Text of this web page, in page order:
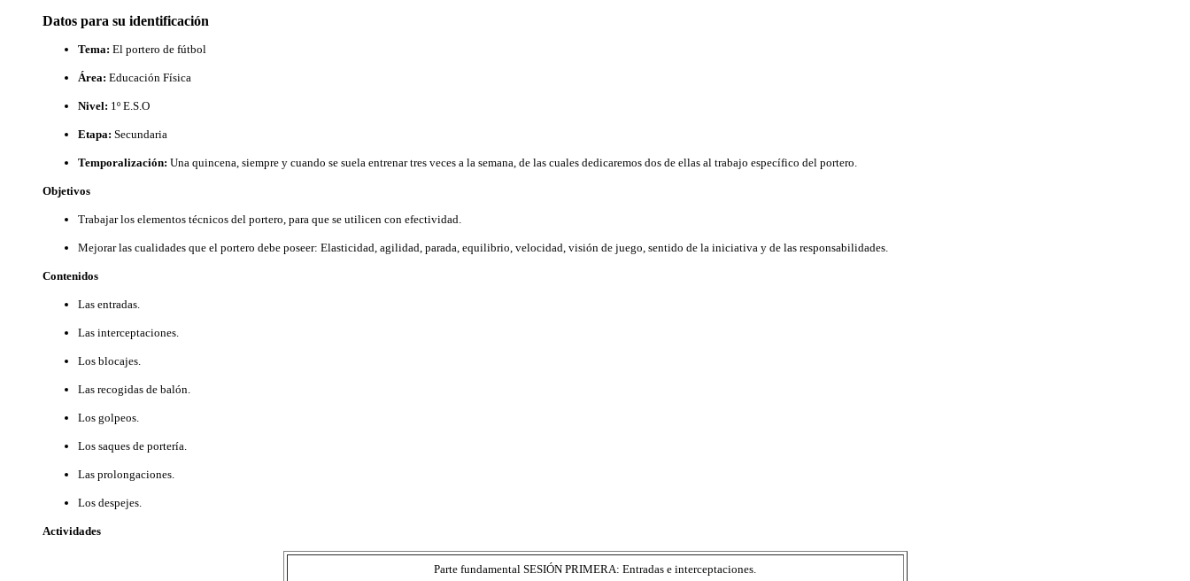
Datos para su identificación
Tema: El portero de fútbol
Área: Educación Física
Nivel: 1º E.S.O
Etapa: Secundaria
Temporalización: Una quincena, siempre y cuando se suela entrenar tres veces a la semana, de las cuales dedicaremos dos de ellas al trabajo específico del portero.
Objetivos
Trabajar los elementos técnicos del portero, para que se utilicen con efectividad.
Mejorar las cualidades que el portero debe poseer: Elasticidad, agilidad, parada, equilibrio, velocidad, visión de juego, sentido de la iniciativa y de las responsabilidades.
Contenidos
Las entradas.
Las interceptaciones.
Los blocajes.
Las recogidas de balón.
Los golpeos.
Los saques de portería.
Las prolongaciones.
Los despejes.
Actividades
Parte fundamental SESIÓN PRIMERA: Entradas e interceptaciones.